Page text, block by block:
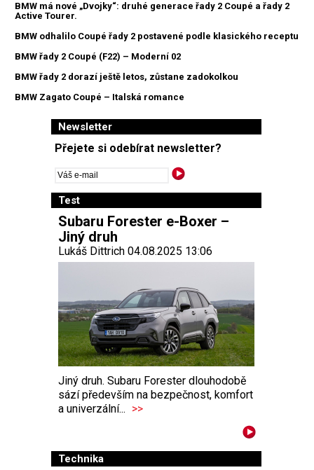
BMW má nové „Dvojky“: druhé generace řady 2 Coupé a řady 2
Active Tourer.
BMW odhalilo Coupé řady 2 postavené podle klasického receptu
BMW řady 2 Coupé (F22) – Moderní 02
BMW řady 2 dorazí ještě letos, zůstane zadokolkou
BMW Zagato Coupé – Italská romance
Newsletter
Přejete si odebírat newsletter?
Test
Subaru Forester e-Boxer –
Jiný druh
Lukáš Dittrich 04.08.2025 13:06
Jiný druh. Subaru Forester dlouhodobě
sází především na bezpečnost, komfort
a univerzální... >>
Technika